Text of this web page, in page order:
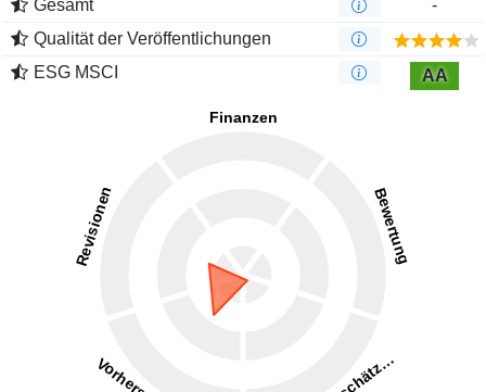
Gesamt
-
Qualität der Veröffentlichungen
ESG MSCI
AA